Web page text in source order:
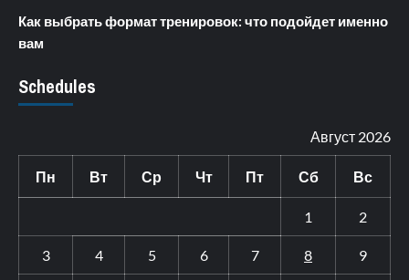
Как выбрать формат тренировок: что подойдет именно
вам
Schedules
Август 2026
Пн Вт Ср Чт Пт Сб Вс
1 2
3 4 5 6 7 8 9